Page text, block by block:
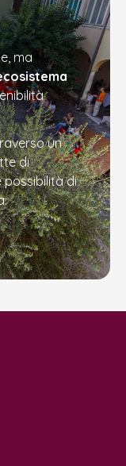
ma
un
di
possibilità di